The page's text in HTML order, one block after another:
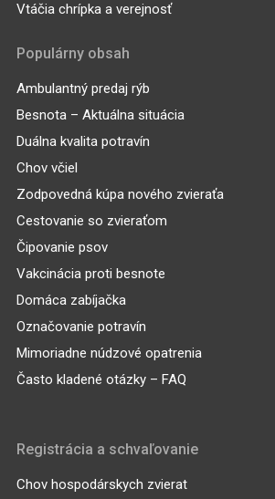
Vtáčia chrípka a verejnosť
Populárny obsah
Ambulantný predaj rýb
Besnota – Aktuálna situácia
Duálna kvalita potravín
Chov včiel
Zodpovedná kúpa nového zvieraťa
Cestovanie so zvieraťom
Čipovanie psov
Vakcinácia proti besnote
Domáca zabíjačka
Označovanie potravín
Mimoriadne núdzové opatrenia
Často kladené otázky – FAQ
Registrácia a schvaľovanie
Chov hospodárskych zvierat